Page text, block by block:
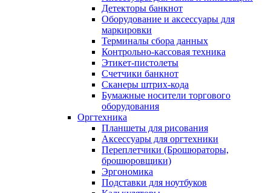
Детекторы банкнот
Оборудование и аксессуары для
маркировки
Терминалы сбора данных
Контрольно-кассовая техника
Этикет-пистолеты
Счетчики банкнот
Сканеры штрих-кода
Бумажные носители торгового
оборудования
Оргтехника
Планшеты для рисования
Аксессуары для оргтехники
Переплетчики (Брошюраторы,
брошюровщики)
Эргономика
Подставки для ноутбуков